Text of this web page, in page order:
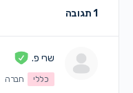
1 תגובה
שרי פ.
כללי חברה